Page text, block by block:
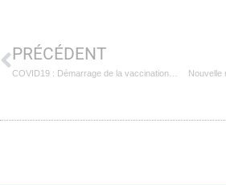
PRÉCÉDENT
Nouvelle